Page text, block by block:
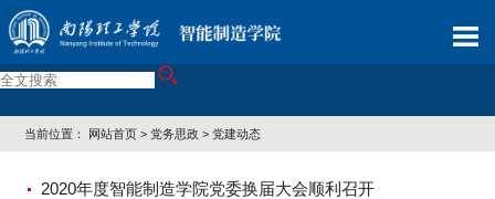
当前位置： 网站首页 >党务思政 >党建动态
2020年度智能制造学院党委换届大会顺利召开